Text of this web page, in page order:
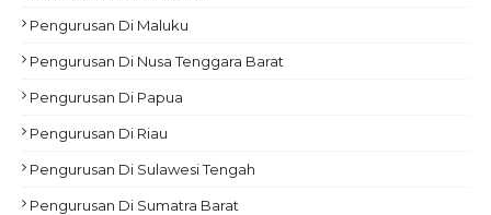
Pengurusan Di Maluku
Pengurusan Di Nusa Tenggara Barat
Pengurusan Di Papua
Pengurusan Di Riau
Pengurusan Di Sulawesi Tengah
Pengurusan Di Sumatra Barat